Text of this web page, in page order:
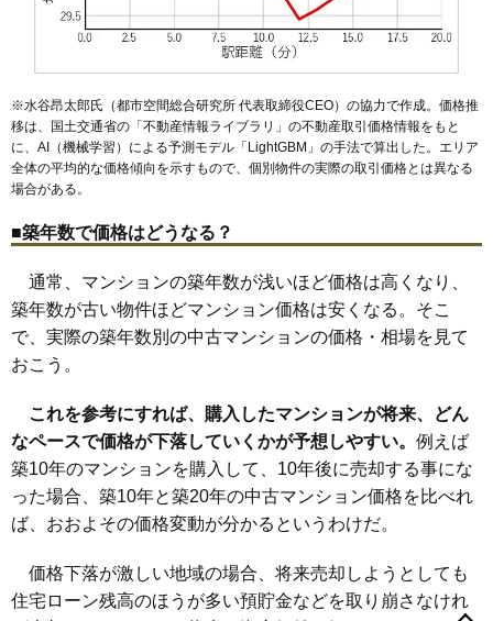
※水谷昂太郎氏（都市空間総合研究所 代表取締役CEO）の協力で作成。価格推
移は、国土交通省の「不動産情報ライブラリ 」の不動産取引価格情報をもと
に、AI（機械学習）による予測モデル「LightGBM」の手法で算出した。エリア
全体の平均的な価格傾向を示すもので、個別物件の実際の取引価格とは異なる
場合がある。
■築年数で価格はどうなる？
通常、マンションの築年数が浅いほど価格は高くなり、
築年数が古い物件ほどマンション価格は安くなる。そこ
で、実際の築年数別の中古マンションの価格・相場を見て
おこう。
これを参考にすれば、購入したマンションが将来、どん
なペースで価格が下落していくかが予想しやすい。 例えば
築10年のマンションを購入して、10年後に売却する事にな
った場合、築10年と築20年の中古マンション価格を比べれ
ば、おおよその価格変動が分かるというわけだ。
価格下落が激しい地域の場合、将来売却しようとしても
住宅ローン残高のほうが多い預貯金などを取り崩さなけれ
旭町浅山町岩成台乙輪町小野町柏井町勝川町気噴町